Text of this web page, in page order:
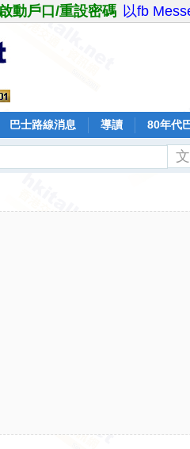
動戶口/重設密碼 以fb
巴士路線消息 導讀 80年代